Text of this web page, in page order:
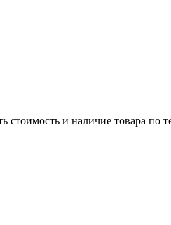
стоимость и наличие товара по